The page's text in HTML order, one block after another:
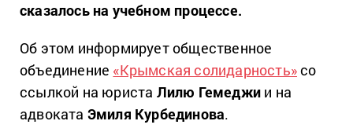
сказалось на учебном процессе.
Об этом информирует общественное
объединение «Крымская солидарность»со
ссылкой на юриста Лилю Гемеджи и на
адвоката Эмиля Курбединова.